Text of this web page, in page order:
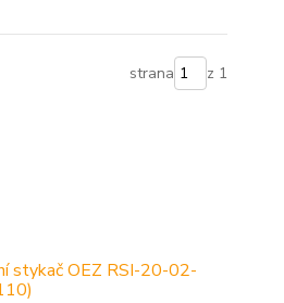
strana z 1